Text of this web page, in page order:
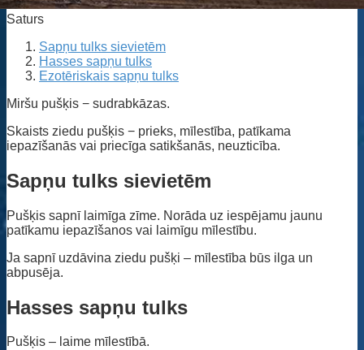
Saturs
Sapņu tulks sievietēm
Hasses sapņu tulks
Ezotēriskais sapņu tulks
Miršu pušķis − sudrabkāzas.
Skaists ziedu pušķis − prieks, mīlestība, patīkama
iepazīšanās vai priecīga satikšanās, neuzticība.
Sapņu tulks sievietēm
Pušķis sapnī laimīga zīme. Norāda uz iespējamu jaunu
patīkamu iepazīšanos vai laimīgu mīlestību.
Ja sapnī uzdāvina ziedu pušķi – mīlestība būs ilga un
abpusēja.
Hasses sapņu tulks
Pušķis – laime mīlestībā.